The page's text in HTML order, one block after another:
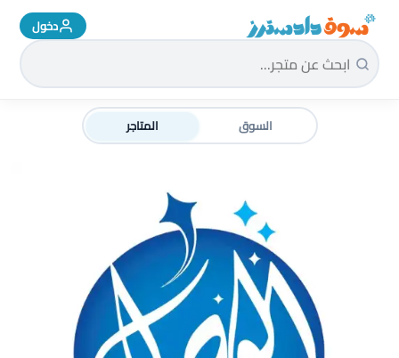
سوق دادسترز الرئيسية دخول
السوق المتاجر